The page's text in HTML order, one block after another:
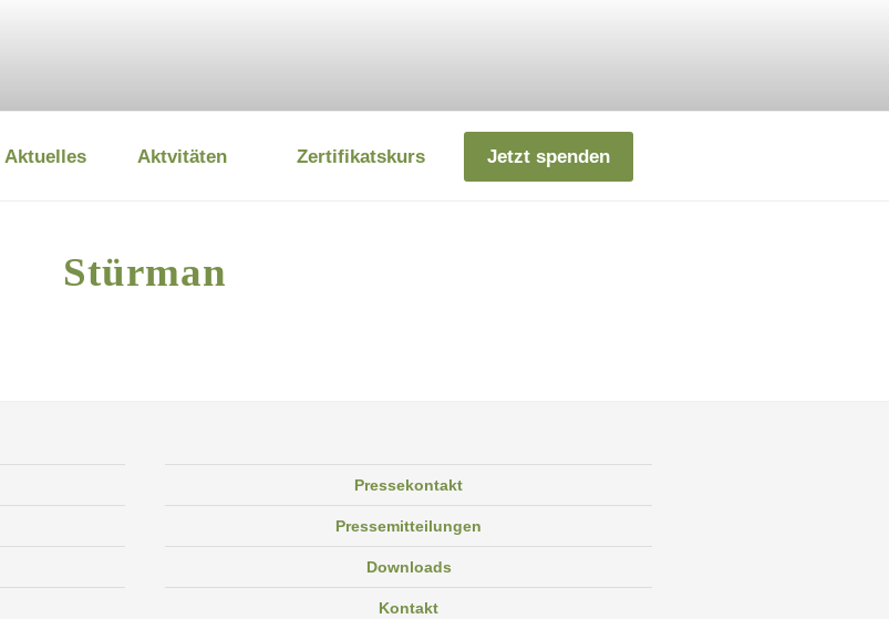
Aktuelles Aktvitäten Zertifikatskurs Jetzt spenden
Stürman
Pressekontakt
Pressemitteilungen
Downloads
Kontakt